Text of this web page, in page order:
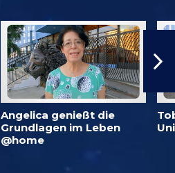
Angelica genießt die
Grundlagen im Leben
@home